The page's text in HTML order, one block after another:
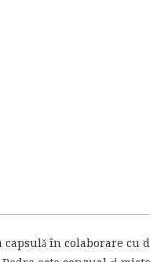
capsulă în colaborare cu